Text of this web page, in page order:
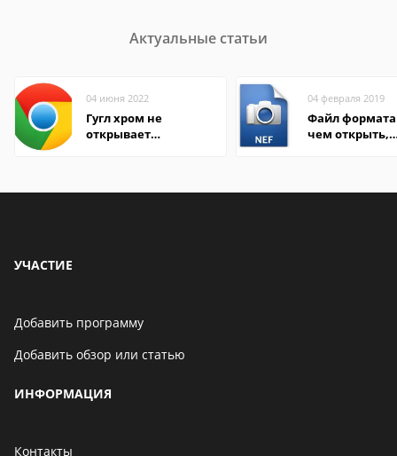
Актуальные статьи
04 июня 2022
Гугл хром не
открывает
04 февраля 2019
Файл формата
чем открыть,
УЧАСТИЕ
Добавить программу
Добавить обзор или статью
ИНФОРМАЦИЯ
Контакты